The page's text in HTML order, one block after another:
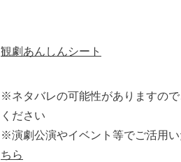
観劇あんしんシート
※ネタバレの可能性がありますの
ください
※演劇公演やイベント等でご活用い
ちら